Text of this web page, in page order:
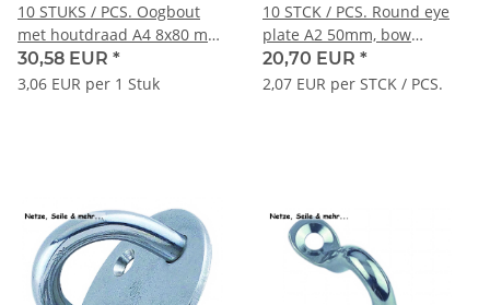
10 STUKS / PCS. Oogbout
met houtdraad A4 8x80 mm,
zwart mat
30,58 EUR *
3,06 EUR per 1 Stuk
10 STCK / PCS. Round eye
plate A2 50mm, bow
8x20mm
20,70 EUR *
2,07 EUR per STCK / PCS.